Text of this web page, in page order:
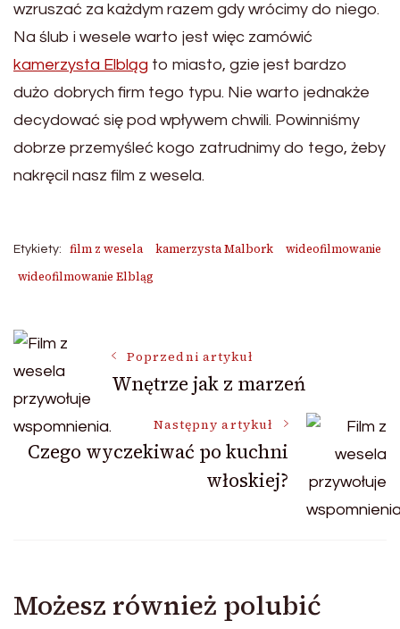
wzruszać za każdym razem gdy wrócimy do niego.
Na ślub i wesele warto jest więc zamówić
kamerzysta Elbląg to miasto, gzie jest bardzo
dużo dobrych firm tego typu. Nie warto jednakże
decydować się pod wpływem chwili. Powinniśmy
dobrze przemyśleć kogo zatrudnimy do tego, żeby
nakręcil nasz film z wesela.
Etykiety: film z wesela kamerzysta Malbork
wideofilmowanie
wideofilmowanie Elbląg
Nawigacja
wpisu
Poprzedni artykuł
Wnętrze jak z marzeń
Następny artykuł
Czego wyczekiwać po kuchni
włoskiej?
Możesz również polubić